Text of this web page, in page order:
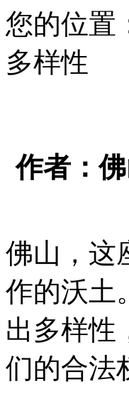
您的位置
多样性
作者：
佛山，这
作的沃土
出多样性
们的合法